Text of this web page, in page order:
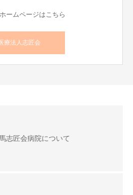
ームページはこちら
療法人志匠会
志匠会病院について